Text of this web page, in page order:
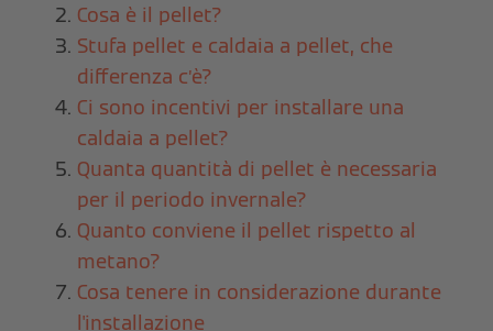
Cosa è il pellet?
Stufa pellet e caldaia a pellet, che
differenza c’è?
Ci sono incentivi per installare una
caldaia a pellet?
Quanta quantità di pellet è necessaria
per il periodo invernale?
Quanto conviene il pellet rispetto al
metano?
Cosa tenere in considerazione durante
l'installazione